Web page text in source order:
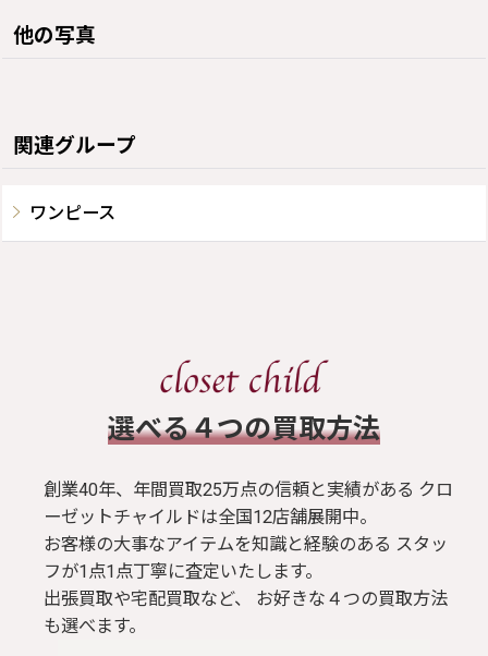
他の写真
関連グループ
ワンピース
​選べる４つの買取方法
創業40年、年間買取25万点の信頼と実績がある クロ
ーゼットチャイルドは全国12店舗展開中。
お客様の大事なアイテムを知識と経験のある スタッ
フが1点1点丁寧に査定いたします。
出張買取や宅配買取など、 お好きな４つの買取方法
も選べます。